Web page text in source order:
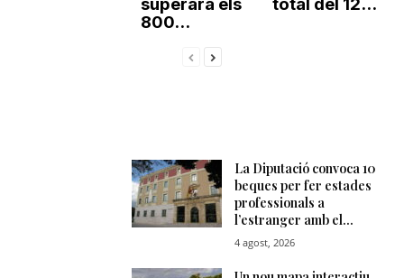
superarà els
800...
total del 12...